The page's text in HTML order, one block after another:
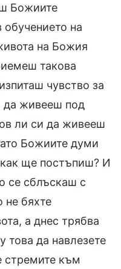
Божиите
на
на Божия
такова
чувство за
да живееш под
ли си да живееш
Божиите думи
как ще постъпиш? И
се сблъскаш с
не бяхте
а днес трябва
това да навлезете
стремите към